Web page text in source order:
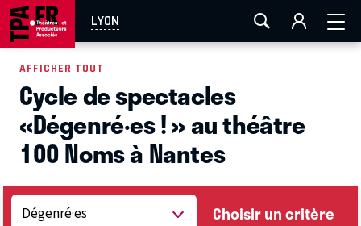
LYON
AIX-MARSEILLE LA ROCHELLE
EN TOURNÉE
AFFICHER TOUT
Cycle de spectacles
«Dégenré·es ! » au théâtre
100 Noms à Nantes
Choisir un critère